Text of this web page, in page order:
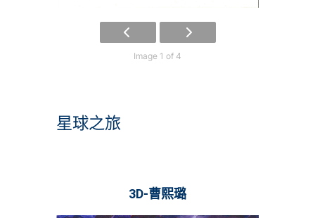
Image 1 of 4
星球之旅
3D-曹熙璐